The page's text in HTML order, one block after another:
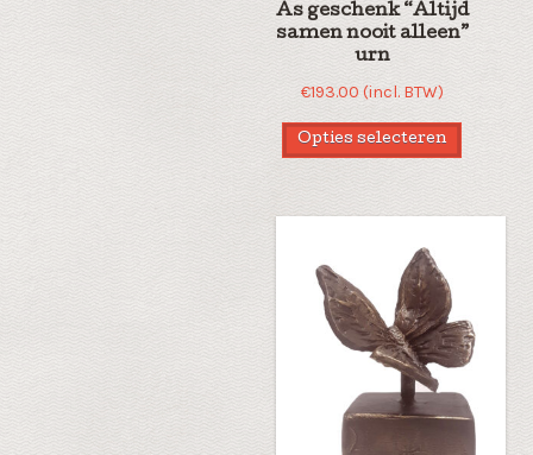
As geschenk “Altijd
samen nooit alleen”
urn
€193.00 (incl. BTW)
Opties selecteren